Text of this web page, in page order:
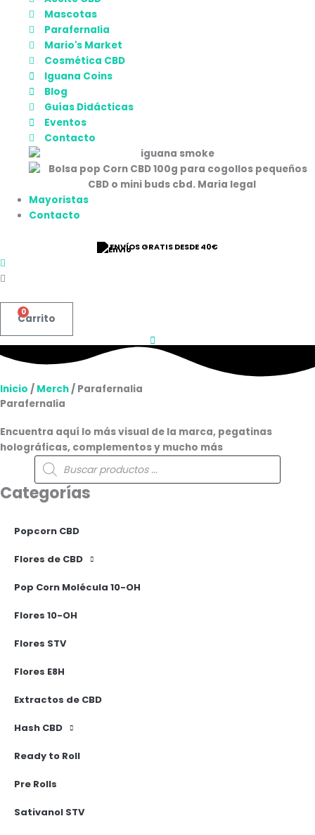
Mascotas
Parafernalia
Mario's Market
Cosmética CBD
Iguana Coins
Blog
Guías Didácticas
Eventos
Contacto
Mayoristas
Contacto
ENVÍOS GRATIS DESDE 40€
0
Carrito
Inicio / Merch/ Parafernalia
Parafernalia
Encuentra aquí lo más visual de la marca, pegatinas
holográficas, complementos y mucho más
Búsqueda
de
productos
Categorías
Popcorn CBD
Flores de CBD
Pop Corn Molécula 10-OH
Flores 10-OH
Flores STV
Flores E8H
Extractos de CBD
Hash CBD
Ready to Roll
Pre Rolls
Sativanol STV